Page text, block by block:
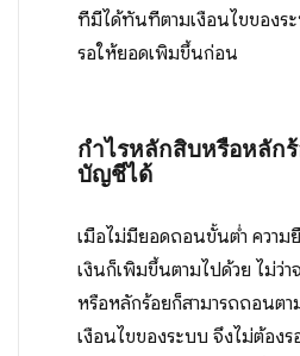
ที่มีได้ทันทีตามเงื่อนไขของร
รอให้ยอดเพิ่มขึ้นก่อน
กำไรหลักสิบหรือหลัก
บัญชีได้
เมื่อไม่มียอดถอนขั้นต่ำ ความ
เงินก็เพิ่มขึ้นตามไปด้วย ไม่ว่า
หรือหลักร้อยก็สามารถถอนต
เงื่อนไขของระบบ จึงไม่ต้อง